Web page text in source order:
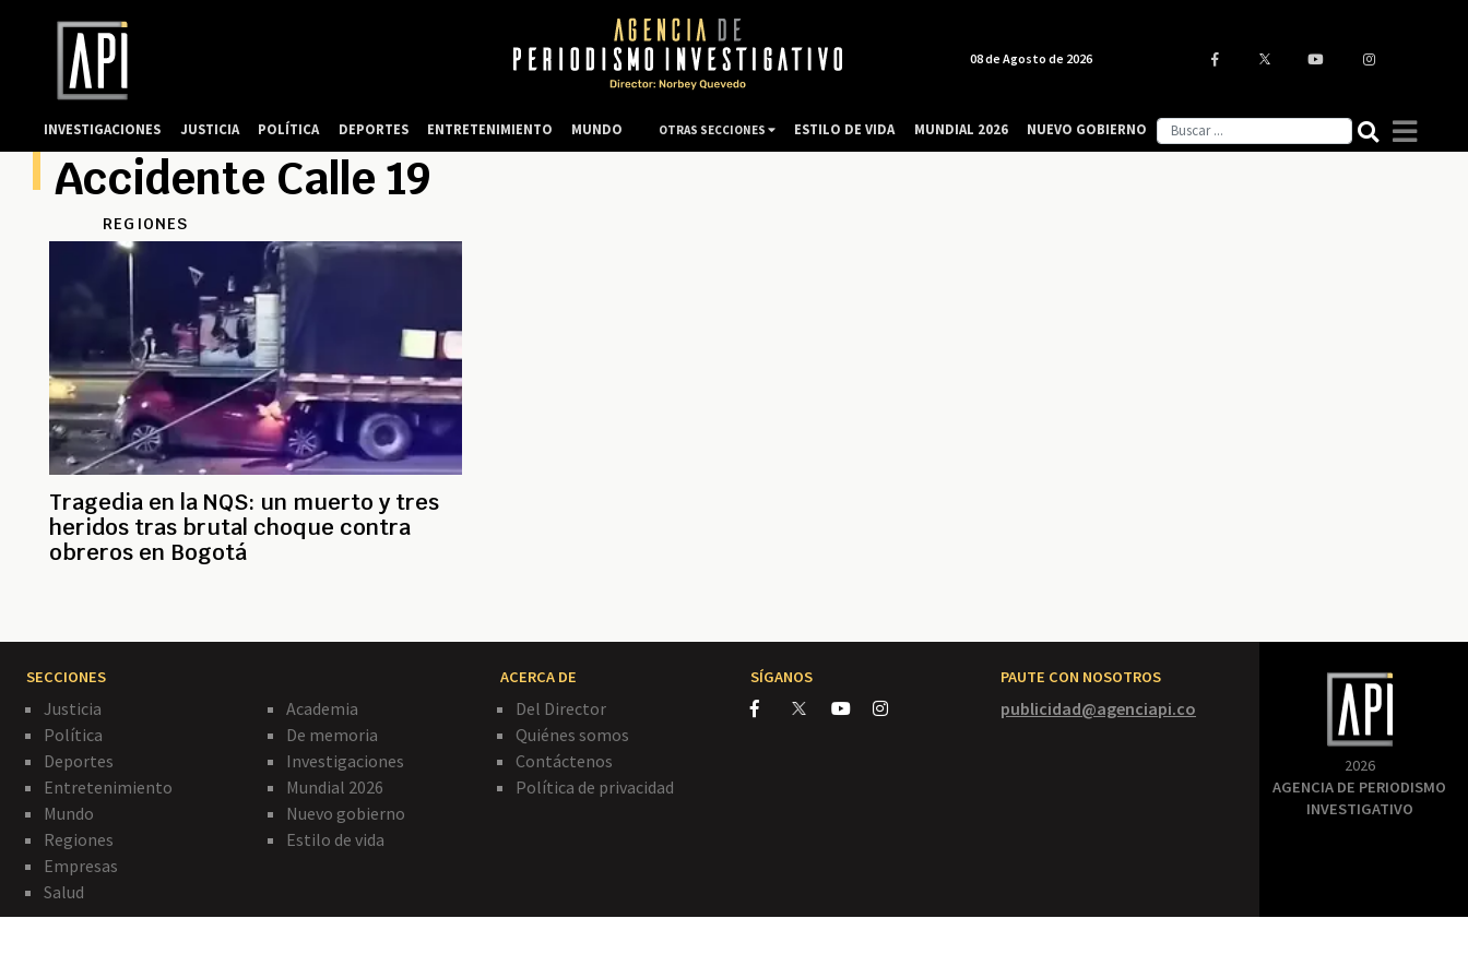
Accidente Calle 19
REGIONES
Tragedia en la NQS: un muerto y tres
heridos tras brutal choque contra
obreros en Bogotá
SECCIONES
Justicia
Política
Deportes
Entretenimiento
Mundo
Regiones
Empresas
Salud
Academia
De memoria
Investigaciones
Mundial 2026
Nuevo gobierno
Estilo de vida
ACERCA DE
Del Director
Quiénes somos
Contáctenos
Política de privacidad
SÍGANOS PAUTE CON NOSOTROS
publicidad@agenciapi.co
2026
AGENCIA DE PERIODISMO
INVESTIGATIVO
08 de Agosto de 2026
INVESTIGACIONES JUSTICIA POLÍTICA DEPORTES ENTRETENIMIENTO MUNDO OTRAS SECCIONES ESTILO DE VIDA MUNDIAL 2026 NUEVO GOBIERNO